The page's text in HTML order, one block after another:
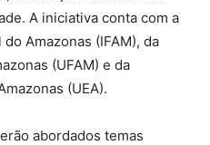
A iniciativa conta com a
Amazonas (IFAM), da
(UFAM) e da
(UEA).
abordados temas